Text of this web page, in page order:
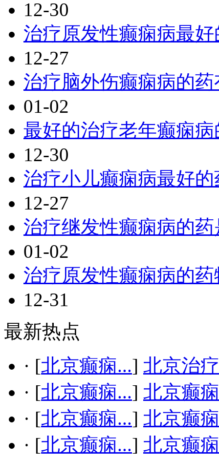
12-30
治疗原发性癫痫病最
12-27
治疗脑外伤癫痫病的
01-02
最好的治疗老年癫痫
12-30
治疗小儿癫痫病最好
12-27
治疗继发性癫痫病的
01-02
治疗原发性癫痫病的
12-31
最新热点
· [北京癫痫...] 北京治
· [北京癫痫...] 北京癫
· [北京癫痫...] 北京癫
· [北京癫痫...] 北京癫